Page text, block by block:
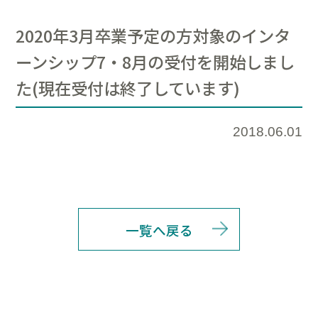
2020年3月卒業予定の方対象のインタ
ーンシップ7・8月の受付を開始しまし
た(現在受付は終了しています)
2018.06.01
一覧へ戻る